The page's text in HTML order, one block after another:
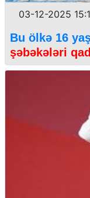
03-12-2025
Bu ölkə 16
şəbəkələri